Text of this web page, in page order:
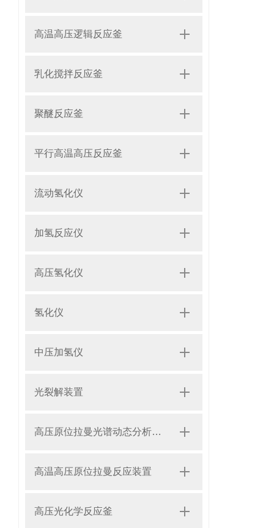
高温高压逻辑反应釜
乳化搅拌反应釜
聚醚反应釜
平行高温高压反应釜
流动氢化仪
加氢反应仪
高压氢化仪
氢化仪
中压加氢仪
光裂解装置
高压原位拉曼光谱动态分析系统
高温高压原位拉曼反应装置
高压光化学反应釜